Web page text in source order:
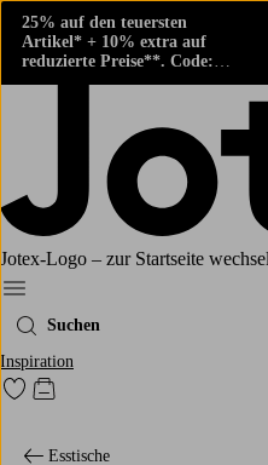
25% auf den teuersten
Artikel* + 10% extra auf
reduzierte Preise**. Code:
424882
Jotex-Logo – zur Startseite
Ellos‘ Menü
Suchen
Inspiration
Zu den als Favoriten markierten
Zum Warenkorb
Esstische